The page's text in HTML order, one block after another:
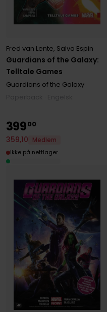
Guardians of the Galaxy:
Telltale Games
Fred van Lente, Salva Espin
Guardians of the Galaxy
39900
359,10
Medlem
Ikke på nettlager